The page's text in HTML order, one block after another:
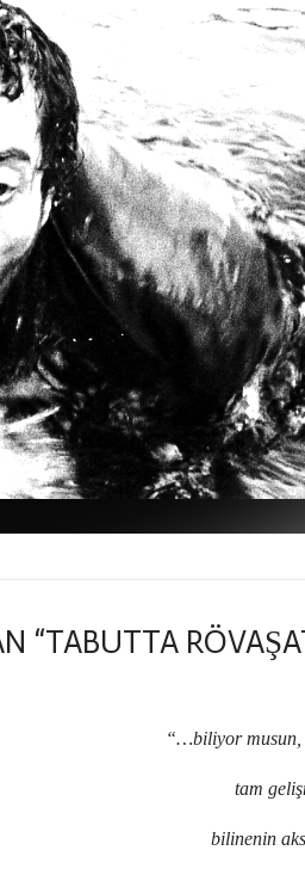
“TABUTTA
“…biliyor musun,
hasarlı
bir gün değil